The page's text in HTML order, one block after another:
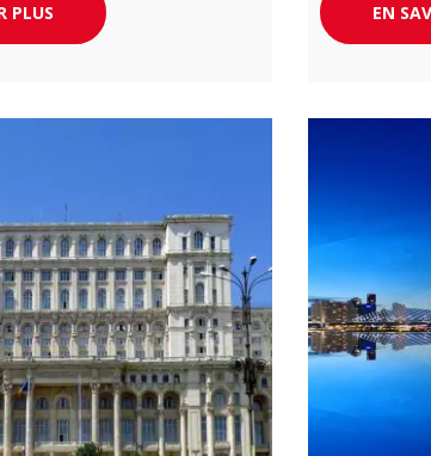
PLUS EN